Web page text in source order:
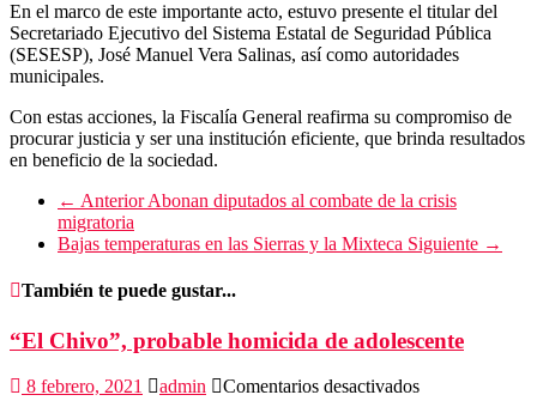
En el marco de este importante acto, estuvo presente el titular del
Secretariado Ejecutivo del Sistema Estatal de Seguridad Pública
(SESESP), José Manuel Vera Salinas, así como autoridades
municipales.
Con estas acciones, la Fiscalía General reafirma su compromiso de
procurar justicia y ser una institución eficiente, que brinda resultados
en beneficio de la sociedad.
← AnteriorAbonan diputados al combate de la crisis
migratoria
Bajas temperaturas en las Sierras y la Mixteca Siguiente →
También te puede gustar...
“El Chivo”, probable homicida de adolescente
8 febrero, 2021 admin Comentarios desactivadosen